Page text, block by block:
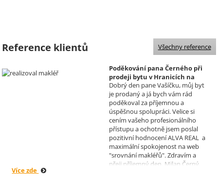
Reference klientů
Poděkování pana Černého při
prodeji bytu v Hranicích na
Moravě
Realizoval makléř: David
Vašíček
Dobrý den pane Vašíčku, můj byt
je prodaný a já bych vám rád
poděkoval za příjemnou a
úspěšnou spolupráci. Velice si
cením vašeho profesionálního
přístupu a ochotně jsem poslal
pozitivní hodnocení ALVA REAL a
maximální spokojenost na web
"srovnání makléřů". Zdravím a
přeji příjemný den, Milan Černý,
Více zde
Všechny reference